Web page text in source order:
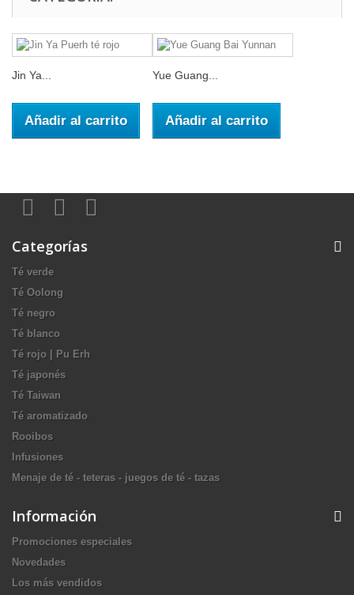
Jin Ya...
Añadir al carrito
Yue Guang...
Añadir al carrito
Categorías
Té verde
Té Oolong
Té negro
Té blanco
Té rojo | Pu Erh
Té japonés
Té Taiwan
Té aromatizado
Rooibos
Infusiones
Menaje de té - teteras - juegos de té - tazas
Información
Promociones especiales
Novedades
Los más vendidos